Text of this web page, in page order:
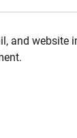
and website